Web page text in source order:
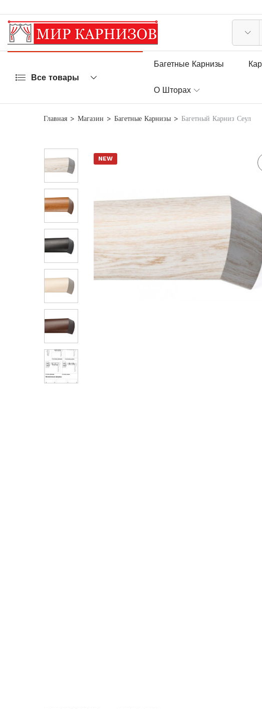
Все товары
Багетные Карнизы
О Шторах
Главная Магазин Багетные Карнизы Багетный Карниз Сеул
NEW